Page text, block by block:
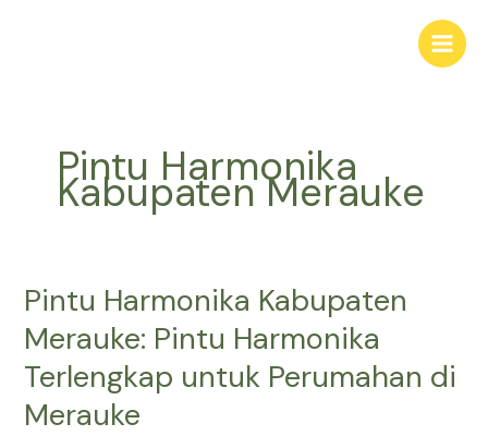
Main
Pintu Harmonika
Kabupaten Merauke
Pintu Harmonika Kabupaten
Merauke: Pintu Harmonika
Terlengkap untuk Perumahan di
Merauke
Pintu
Kabupaten
Merauke:
Harmonika